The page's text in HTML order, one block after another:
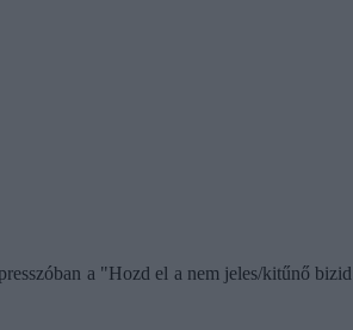
a "Hozd el a nem jeles/kitűnő